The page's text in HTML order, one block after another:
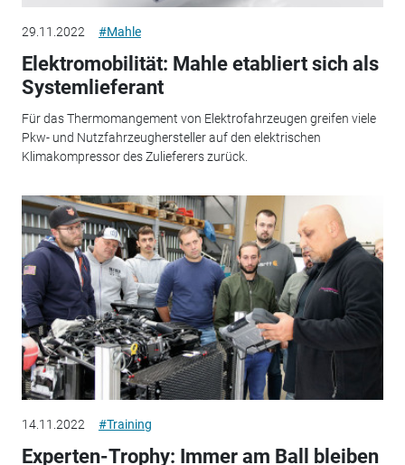
29.11.2022 #Mahle
Elektromobilität: Mahle etabliert sich als
Systemlieferant
Für das Thermomangement von Elektrofahrzeugen greifen viele
Pkw- und Nutzfahrzeughersteller auf den elektrischen
Klimakompressor des Zulieferers zurück.
14.11.2022 #Training
Experten-Trophy: Immer am Ball bleiben